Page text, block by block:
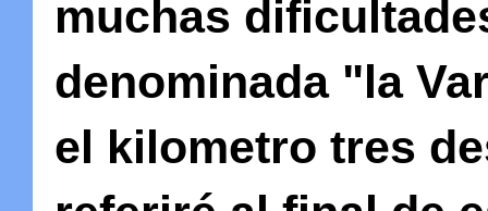
muchas
denominada "la
el kilometro tres